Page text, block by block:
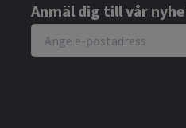
Anmäl dig till vår